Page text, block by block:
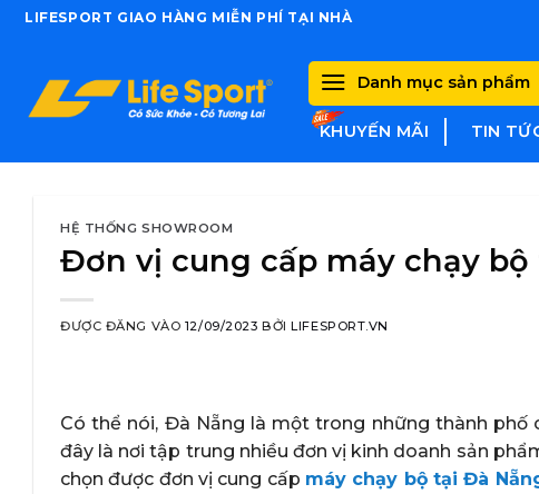
SkipLIFESPORT GIAO HÀNG MIỄN PHÍ TẠI NHÀ
Danh mục sản phẩm
KHUYẾN MÃI TIN
HỆ THỐNG SHOWROOM
Đơn vị cung cấp máy chạy
ĐƯỢC ĐĂNG VÀO 12/09/2023 BỞILIFESPORT.VN
Có thể nói, Đà Nẵng là một trong những thành
đây là nơi tập trung nhiều đơn vị kinh doanh sản
chọn được đơn vị cung cấp máy chạy bộ tại Đà